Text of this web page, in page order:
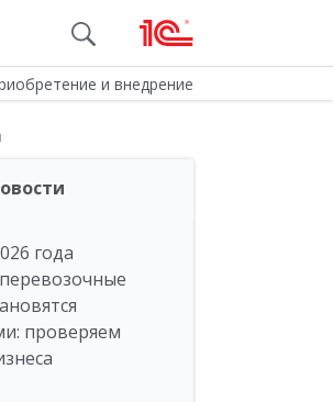
и внедрение
года
проверяем